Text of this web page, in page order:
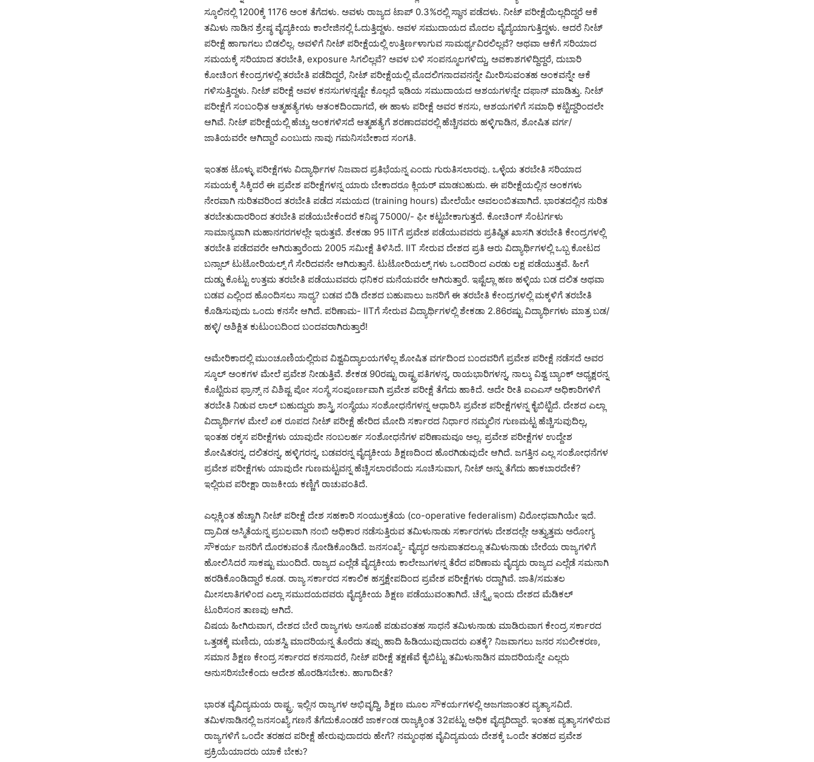
ಸ್ಕೂಲಿನಲ್ಲಿ 1200ಕ್ಕೆ 1176 ಅಂಕ ತೆಗೆದಳು. ಅವಳು ರಾಜ್ಯದ ಟಾಪ್ 0.3%ರಲ್ಲಿ ಸ್ಥಾನ ಪಡೆದಳು. ನೀಟ್ ಪರೀಕ್ಷೆಯಿಲ್ಲದಿದ್ದರೆ ಆಕೆ
ತಮಿಳು ನಾಡಿನ ಶ್ರೇಷ್ಠ ವೈದ್ಯಕೀಯ ಕಾಲೇಜಿನಲ್ಲಿ ಓದುತ್ತಿದ್ದಳು. ಅವಳ ಸಮುದಾಯದ ಮೊದಲ ವೈದ್ಯೆಯಾಗುತ್ತಿದ್ದಳು. ಆದರೆ ನೀಟ್
ಪರೀಕ್ಷೆ ಹಾಗಾಗಲು ಬಿಡಲಿಲ್ಲ. ಅವಳಿಗೆ ನೀಟ್ ಪರೀಕ್ಷೆಯಲ್ಲಿ ಉತ್ತಿರ್ಣಳಾಗುವ ಸಾಮರ್ಥ್ಯವಿರಲಿಲ್ಲವೆ? ಅಥವಾ ಆಕೆಗೆ ಸರಿಯಾದ
ಸಮಯಕ್ಕೆ ಸರಿಯಾದ ತರಬೇತಿ, exposure ಸಿಗಲಿಲ್ಲವೆ? ಅವಳ ಬಳಿ ಸಂಪನ್ಮೂಲಗಳಿದ್ದು, ಅವಕಾಶಗಳಿದ್ದಿದ್ದರೆ, ದುಬಾರಿ
ಕೋಚಿಂಗ ಕೇಂದ್ರಗಳಲ್ಲಿ ತರಬೇತಿ ಪಡೆದಿದ್ದರೆ, ನೀಟ್ ಪರೀಕ್ಷೆಯಲ್ಲಿ ಮೊದಲಿಗನಾದವನನ್ನೇ ಮೀರಿಸುವಂತಹ ಅಂಕವನ್ನೇ ಆಕೆ
ಗಳಿಸುತ್ತಿದ್ದಳು. ನೀಟ್ ಪರೀಕ್ಷೆ ಅವಳ ಕನಸುಗಳನ್ನಷ್ಟೇ ಕೊಲ್ಲದೆ ಇಡಿಯ ಸಮುದಾಯದ ಆಶಯಗಳನ್ನೇ ದಫಾನ್ ಮಾಡಿತ್ತು. ನೀಟ್
ಪರೀಕ್ಷೆಗೆ ಸಂಬಂಧಿತ ಆತ್ಮಹತ್ಯೆಗಳು ಆತಂಕದಿಂದಾಗದೆ, ಈ ಹಾಳು ಪರೀಕ್ಷೆ ಅವರ ಕನಸು, ಆಶಯಗಳಿಗೆ ಸಮಾಧಿ ಕಟ್ಟಿದ್ದರಿಂದಲೇ
ಆಗಿವೆ. ನೀಟ್ ಪರೀಕ್ಷೆಯಲ್ಲಿ ಹೆಚ್ಚು ಅಂಕಗಳಿಸದೆ ಆತ್ಮಹತ್ಯೆಗೆ ಶರಣಾದವರಲ್ಲಿ ಹೆಚ್ಚಿನವರು ಹಳ್ಳಿಗಾಡಿನ, ಶೋಷಿತ ವರ್ಗ/
ಜಾತಿಯವರೇ ಆಗಿದ್ದಾರೆ ಎಂಬುದು ನಾವು ಗಮನಿಸಬೇಕಾದ ಸಂಗತಿ.
ಇಂತಹ ಟೊಳ್ಳು ಪರೀಕ್ಷೆಗಳು ವಿದ್ಯಾರ್ಥಿಗಳ ನಿಜವಾದ ಪ್ರತಿಭೆಯನ್ನ ಎಂದು ಗುರುತಿಸಲಾರವು. ಒಳ್ಳೆಯ ತರಬೇತಿ ಸರಿಯಾದ
ಸಮಯಕ್ಕೆ ಸಿಕ್ಕಿದರೆ ಈ ಪ್ರವೇಶ ಪರೀಕ್ಷೆಗಳನ್ನ ಯಾರು ಬೇಕಾದರೂ ಕ್ಲಿಯರ್ ಮಾಡಬಹುದು. ಈ ಪರೀಕ್ಷೆಯಲ್ಲಿನ ಅಂಕಗಳು
ನೇರವಾಗಿ ನುರಿತವರಿಂದ ತರಬೇತಿ ಪಡೆದ ಸಮಯದ (training hours) ಮೇಲೆಯೇ ಅವಲಂಬಿತವಾಗಿದೆ. ಭಾರತದಲ್ಲಿನ ನುರಿತ
ತರಬೇತುದಾರರಿಂದ ತರಬೇತಿ ಪಡೆಯಬೇಕೆಂದರೆ ಕನಿಷ್ಠ 75000/- ಫೀ ಕಟ್ಟಬೇಕಾಗುತ್ತದೆ. ಕೋಚಿಂಗ್ ಸೆಂಟರ್ಗಳು
ಸಾಮಾನ್ಯವಾಗಿ ಮಹಾನಗರಗಳಲ್ಲೇ ಇರುತ್ತವೆ. ಶೇಕಡಾ 95 IITಗೆ ಪ್ರವೇಶ ಪಡೆಯುವವರು ಪ್ರತಿಷ್ಥಿತ ಖಾಸಗಿ ತರಬೇತಿ ಕೇಂದ್ರಗಳಲ್ಲಿ
ತರಬೇತಿ ಪಡೆದವರೇ ಆಗಿರುತ್ತಾರೆಂದು 2005 ಸಮೀಕ್ಷೆ ತಿಳಿಸಿದೆ. IIT ಸೇರುವ ದೇಶದ ಪ್ರತಿ ಆರು ವಿದ್ಯಾರ್ಥಿಗಳಲ್ಲಿ ಒಬ್ಬ ಕೋಟದ
ಬನ್ಸಾಲ್ ಟುಟೋರಿಯಲ್ಸ್ ಗೆ ಸೇರಿದವನೇ ಆಗಿರುತ್ತಾನೆ. ಟುಟೋರಿಯಲ್ಸ್ ಗಳು ಒಂದರಿಂದ ಎರಡು ಲಕ್ಷ ಪಡೆಯುತ್ತವೆ. ಹೀಗೆ
ದುಡ್ಡು ಕೊಟ್ಟು ಉತ್ತಮ ತರಬೇತಿ ಪಡೆಯುವವರು ಧನಿಕರ ಮನೆಯವರೇ ಆಗಿರುತ್ತಾರೆ. ಇಷ್ಟೆಲ್ಲಾ ಹಣ ಹಳ್ಳಿಯ ಬಡ ದಲಿತ ಅಥವಾ
ಬಡವ ಎಲ್ಲಿಂದ ಹೊಂದಿಸಲು ಸಾಧ್ಯ? ಬಡವ ಬಿಡಿ ದೇಶದ ಬಹುಪಾಲು ಜನರಿಗೆ ಈ ತರಬೇತಿ ಕೇಂದ್ರಗಳಲ್ಲಿ ಮಕ್ಕಳಿಗೆ ತರಬೇತಿ
ಕೊಡಿಸುವುದು ಒಂದು ಕನಸೇ ಆಗಿದೆ. ಪರಿಣಾಮ- IITಗೆ ಸೇರುವ ವಿದ್ಯಾರ್ಥಿಗಳಲ್ಲಿ ಶೇಕಡಾ 2.86ರಷ್ಟು ವಿದ್ಯಾರ್ಥಿಗಳು ಮಾತ್ರ ಬಡ/
ಹಳ್ಳಿ/ ಅಶಿಕ್ಷಿತ ಕುಟುಂಬದಿಂದ ಬಂದವರಾಗಿರುತ್ತಾರೆ!
ಅಮೇರಿಕಾದಲ್ಲಿ ಮುಂಚೂಣಿಯಲ್ಲಿರುವ ವಿಶ್ವವಿದ್ಯಾಲಯಗಳೆಲ್ಲ ಶೋಷಿತ ವರ್ಗದಿಂದ ಬಂದವರಿಗೆ ಪ್ರವೇಶ ಪರೀಕ್ಷೆ ನಡೆಸದೆ ಅವರ
ಸ್ಕೂಲ್ ಅಂಕಗಳ ಮೇಲೆ ಪ್ರವೇಶ ನೀಡುತ್ತಿವೆ. ಶೇಕಡ 90ರಷ್ಟು ರಾಷ್ಟ್ರಪತಿಗಳನ್ನ, ರಾಯಭಾರಿಗಳನ್ನ, ನಾಲ್ಕು ವಿಶ್ವ ಬ್ಯಾಂಕ್ ಅಧ್ಯಕ್ಷರನ್ನ
ಕೊಟ್ಟಿರುವ ಫ್ರಾನ್ಸ್ ನ ವಿಶಿಷ್ಟ ಪೋ ಸಂಸ್ಥೆ ಸಂಪೂರ್ಣವಾಗಿ ಪ್ರವೇಶ ಪರೀಕ್ಷೆ ತೆಗೆದು ಹಾಕಿದೆ. ಅದೇ ರೀತಿ ಐಎಎಸ್ ಅಧಿಕಾರಿಗಳಿಗೆ
ತರಬೇತಿ ನಿಡುವ ಲಾಲ್ ಬಹುದ್ದುರು ಶಾಸ್ತ್ರಿ ಸಂಸ್ಥೆಯು ಸಂಶೋಧನೆಗಳನ್ನ ಆಧಾರಿಸಿ ಪ್ರವೇಶ ಪರೀಕ್ಷೆಗಳನ್ನ ಕೈಬಿಟ್ಟಿದೆ. ದೇಶದ ಎಲ್ಲಾ
ವಿದ್ಯಾರ್ಥಿಗಳ ಮೇಲೆ ಏಕ ರೂಪದ ನೀಟ್ ಪರೀಕ್ಷೆ ಹೇರಿದ ಮೋದಿ ಸರ್ಕಾರದ ನಿರ್ಧಾರ ನಮ್ಮಲಿನ ಗುಣಮಟ್ಟ ಹೆಚ್ಚಿಸುವುದಿಲ್ಲ,
ಇಂತಹ ರಕ್ಕಸ ಪರೀಕ್ಷೆಗಳು ಯಾವುದೇ ನಂಬಲರ್ಹ ಸಂಶೋಧನೆಗಳ ಪರಿಣಾಮವೂ ಅಲ್ಲ. ಪ್ರವೇಶ ಪರೀಕ್ಷೆಗಳ ಉದ್ದೇಶ
ಶೋಷಿತರನ್ನ, ದಲಿತರನ್ನ, ಹಳ್ಳಿಗರನ್ನ, ಬಡವರನ್ನ ವೈದ್ಯಕೀಯ ಶಿಕ್ಷಣದಿಂದ ಹೊರಗಿಡುವುದೇ ಆಗಿದೆ. ಜಗತ್ತಿನ ಎಲ್ಲ ಸಂಶೋಧನೆಗಳ
ಪ್ರವೇಶ ಪರೀಕ್ಷೆಗಳು ಯಾವುದೇ ಗುಣಮಟ್ಟವನ್ನ ಹೆಚ್ಚಿಸಲಾರವೆಂದು ಸೂಚಿಸುವಾಗ, ನೀಟ್ ಅನ್ನು ತೆಗೆದು ಹಾಕಬಾರದೇಕೆ?
ಇಲ್ಲಿರುವ ಪರೀಕ್ಷಾ ರಾಜಕೀಯ ಕಣ್ಣಿಗೆ ರಾಚುವಂತಿದೆ.
ಎಲ್ಲಕ್ಕಿಂತ ಹೆಚ್ಚಾಗಿ ನೀಟ್ ಪರೀಕ್ಷೆ ದೇಶ ಸಹಕಾರಿ ಸಂಯುಕ್ತತೆಯ (co-operative federalism) ವಿರೋಧವಾಗಿಯೇ ಇದೆ.
ದ್ರಾವಿಡ ಅಸ್ಮಿತೆಯನ್ನ ಪ್ರಬಲವಾಗಿ ನಂಬಿ ಅಧಿಕಾರ ನಡೆಸುತ್ತಿರುವ ತಮಿಳುನಾಡು ಸರ್ಕಾರಗಳು ದೇಶದಲ್ಲೇ ಅತ್ತ್ಯುತ್ತಮ ಅರೋಗ್ಯ
ಸೌಕರ್ಯ ಜನರಿಗೆ ದೊರಕುವಂತೆ ನೋಡಿಕೊಂಡಿದೆ. ಜನಸಂಖ್ಯೆ- ವೈದ್ಯರ ಅನುಪಾತದಲ್ಲೂ ತಮಿಳುನಾಡು ಬೇರೆಯ ರಾಜ್ಯಗಳಿಗೆ
ಹೋಲಿಸಿದರೆ ಸಾಕಷ್ಟು ಮುಂದಿದೆ. ರಾಜ್ಯದ ಎಲ್ಲೆಡೆ ವೈದ್ಯಕೀಯ ಕಾಲೇಜುಗಳನ್ನ ತೆರೆದ ಪರಿಣಾಮ ವೈದ್ಯರು ರಾಜ್ಯದ ಎಲ್ಲೆಡೆ ಸಮನಾಗಿ
ಹರಡಿಕೊಂಡಿದ್ದಾರೆ ಕೂಡ. ರಾಜ್ಯ ಸರ್ಕಾರದ ಸಕಾಲಿಕ ಹಸ್ತಕ್ಷೇಪದಿಂದ ಪ್ರವೇಶ ಪರೀಕ್ಷೆಗಳು ರದ್ದಾಗಿವೆ. ಜಾತಿ/ಸಮತಲ
ಮೀಸಲಾತಿಗಳಿಂದ ಎಲ್ಲಾ ಸಮುದಯದವರು ವೈದ್ಯಕೀಯ ಶಿಕ್ಷಣ ಪಡೆಯುವಂತಾಗಿದೆ. ಚೆನ್ನೈ ಇಂದು ದೇಶದ ಮೆಡಿಕಲ್
ಟೂರಿಸಂನ ತಾಣವು ಆಗಿದೆ.
ವಿಷಯ ಹೀಗಿರುವಾಗ, ದೇಶದ ಬೇರೆ ರಾಜ್ಯಗಳು ಅಸೂಹೆ ಪಡುವಂತಹ ಸಾಧನೆ ತಮಿಳುನಾಡು ಮಾಡಿರುವಾಗ ಕೇಂದ್ರ ಸರ್ಕಾರದ
ಒತ್ತಡಕ್ಕೆ ಮಣಿದು, ಯಶಸ್ವಿ ಮಾದರಿಯನ್ನ ತೊರೆದು ತಪ್ಪು ಹಾದಿ ಹಿಡಿಯುವುದಾದರು ಏತಕ್ಕೆ? ನಿಜವಾಗಲು ಜನರ ಸಬಲೀಕರಣ,
ಸಮಾನ ಶಿಕ್ಷಣ ಕೇಂದ್ರ ಸರ್ಕಾರದ ಕನಸಾದರೆ, ನೀಟ್ ಪರೀಕ್ಷೆ ತಕ್ಷಣೆವೆ ಕೈಬಿಟ್ಟು ತಮಿಳುನಾಡಿನ ಮಾದರಿಯನ್ನೇ ಎಲ್ಲರು
ಅನುಸರಿಸಬೇಕೆಂದು ಆದೇಶ ಹೊರಡಿಸಬೇಕು. ಹಾಗಾದೀತೆ?
ಭಾರತ ವೈವಿದ್ಯಮಯ ರಾಷ್ಟ್ರ. ಇಲ್ಲಿನ ರಾಜ್ಯಗಳ ಅಭಿವೃದ್ದಿ, ಶಿಕ್ಷಣ ಮೂಲ ಸೌಕರ್ಯಗಳಲ್ಲಿ ಅಜಗಜಾಂತರ ವ್ಯತ್ಯಾಸವಿದೆ.
ತಮಿಳನಾಡಿನಲ್ಲಿ ಜನಸಂಖ್ಯೆ ಗಣನೆ ತೆಗೆದುಕೊಂಡರೆ ಜಾರ್ಕಂಡ ರಾಜ್ಯಕ್ಕಿಂತ 32ಪಟ್ಟು ಅಧಿಕ ವೈದ್ಯರಿದ್ದಾರೆ. ಇಂತಹ ವ್ಯತ್ಯಾಸಗಳಿರುವ
ರಾಜ್ಯಗಳಿಗೆ ಒಂದೇ ತರಹದ ಪರೀಕ್ಷೆ ಹೇರುವುದಾದರು ಹೇಗೆ? ನಮ್ಮಂಥಹ ವೈವಿದ್ಯಮಯ ದೇಶಕ್ಕೆ ಒಂದೇ ತರಹದ ಪ್ರವೇಶ
ಪ್ರಕ್ರಿಯೆಯಾದರು ಯಾಕೆ ಬೇಕು?